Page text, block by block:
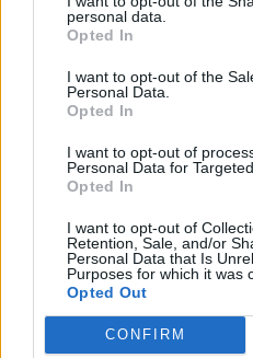
personal data.
Opted In
I want to opt-out of the
Personal Data.
Opted In
I want to opt-out of
Personal Data for
Opted In
I want to opt-out of
Retention, Sale, and/or
Personal Data that Is
Purposes for which it was
Opted Out
CONFIRM
Vazsmegyei 2018.
ÓHHH! Az anatevkai
megbocsátasz! Na ezt
Deszcsakafi útmutatása
írogatott!
Azért a moderáció tehetne
csak az első regisztráltat
4